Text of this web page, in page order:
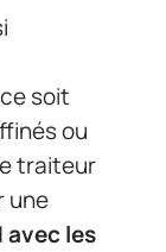
soit
ou
traiteur
une
avec les